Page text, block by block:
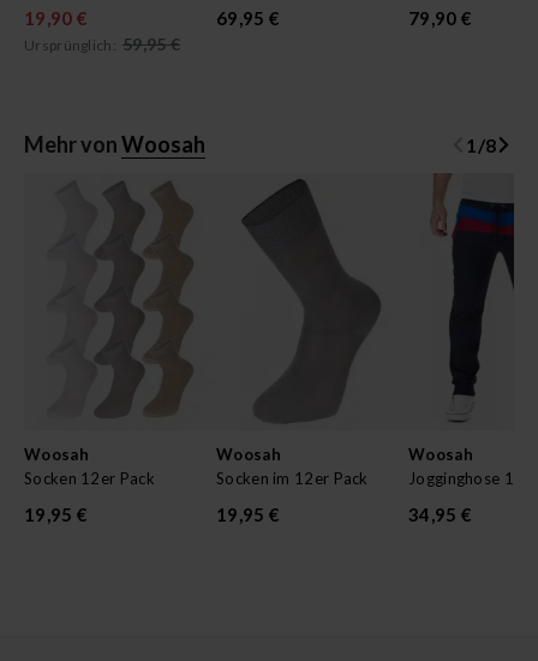
19,90 €
Ursprünglich: 59,95 €
69,95 € 79,90 €
Mehr vonWoosah 1 /8
Woosah
Socken 12er Pack
19,95 €
Woosah
Socken im 12er Pack
19,95 €
Woosah
Jogginghose
34,95 €